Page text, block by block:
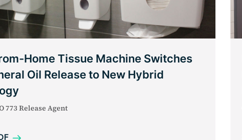
Home Tissue Machine Switches
Oil Release to New Hybrid
773 Release Agent